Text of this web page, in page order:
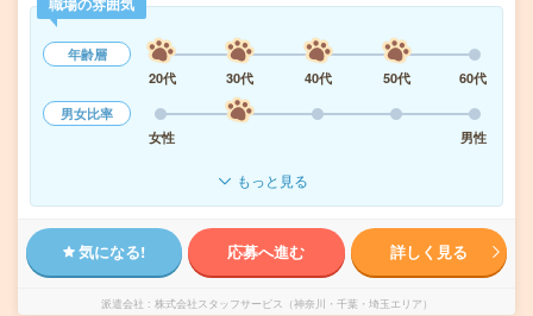
年齢層
20代
30代 40代 50代
60代
男女比率
女性
男性
もっと見る
気になる! 応募へ進む 詳しく見る
派遣会社 株式会社スタッフサービス（神奈川・千葉・埼玉エリア）